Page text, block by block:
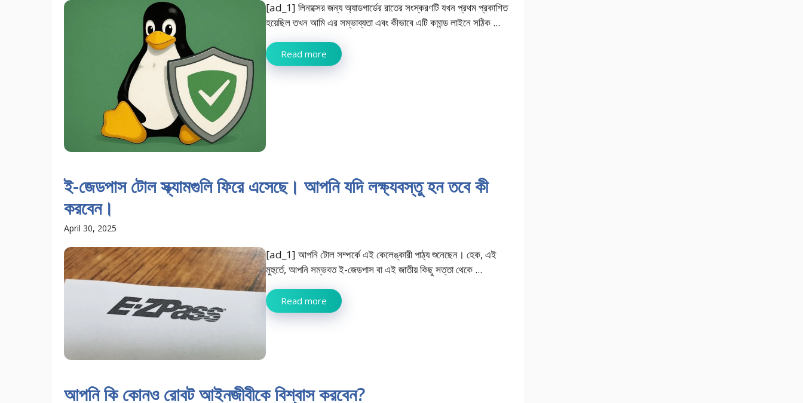
[ad_1] লিনাক্সের জন্য অ্যাডগার্ডের রাতের সংস্করণটি যখন প্রথম প্রকাশিত
হয়েছিল তখন আমি এর সম্ভাব্যতা এবং কীভাবে এটি কমান্ড লাইনে সঠিক ...
Read more
ই-জেডপাস টোল স্ক্যামগুলি ফিরে এসেছে। আপনি যদি লক্ষ্যবস্তু হন তবে কী
করবেন।
April 30, 2025
[ad_1] আপনি টোল সম্পর্কে এই কেলেঙ্কারী পাঠ্য শুনেছেন। হেক, এই
মুহুর্তে, আপনি সম্ভবত ই-জেডপাস বা এই জাতীয় কিছু সত্তা থেকে ...
Read more
আপনি কি কোনও রোবট আইনজীবীকে বিশ্বাস করবেন?